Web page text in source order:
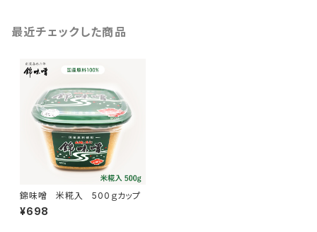
最近チェックした商品
錦味噌 米糀入 500ｇカップ
¥698